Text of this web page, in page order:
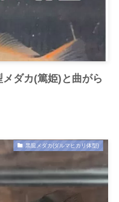
ダカ(篤姫)と曲がら
黒龍メダカ(ダルマヒカリ体型)